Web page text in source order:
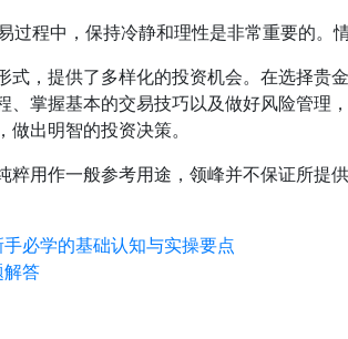
过程中，保持冷静和理性是非常重要的。
式，提供了多样化的投资机会。在选择贵
、掌握基本的交易技巧以及做好风险管
出明智的投资决策。
粹用作一般参考用途，领峰并不保证所提
必学的基础认知与实操要点
解答